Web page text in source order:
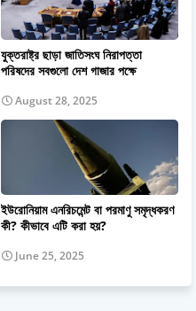
যুক্তরাষ্ট্র ছাড়া জাতিসংঘ নিরাপত্তা
পরিষদের সবগুলো দেশ গাজার পক্ষে
August 28, 2025
ইউরোনিয়াম এনরিচমেন্ট বা পরমাণু সমৃদ্ধকরণ
কী? কীভাবে এটি করা হয়?
June 25, 2025